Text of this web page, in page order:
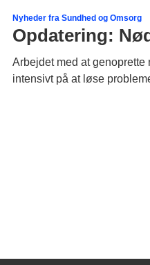
Nyheder fra Sundhed og Omsorg
Opdatering:
Arbejdet med at
intensivt på at løse